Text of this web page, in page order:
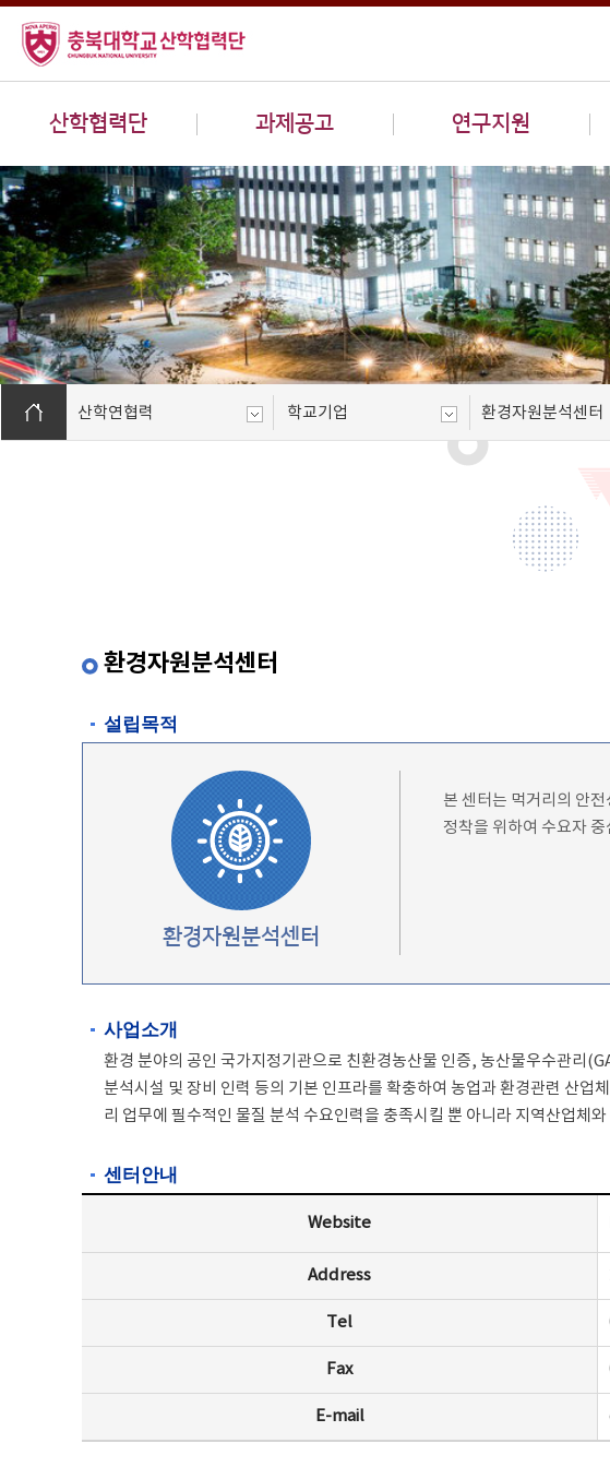
산학협력단 과제공고 연구지원
산학연협력 학교기업 환경자원분석센터
환경자원분석센터
설립목적
환경자원분석센터
본 센터는 먹거리의 안
정착을 위하여 수요자
사업소개
환경 분야의 공인 국가지정기관으로 친환경농산물 인증, 농산물우수관리
분석시설 및 장비 인력 등의 기본 인프라를 확충하여 농업과 환경관련 산
리 업무에 필수적인 물질 분석 수요인력을 충족시킬 뿐 아니라 지역산업체
센터안내
Website
Address
Tel
Fax
E-mail